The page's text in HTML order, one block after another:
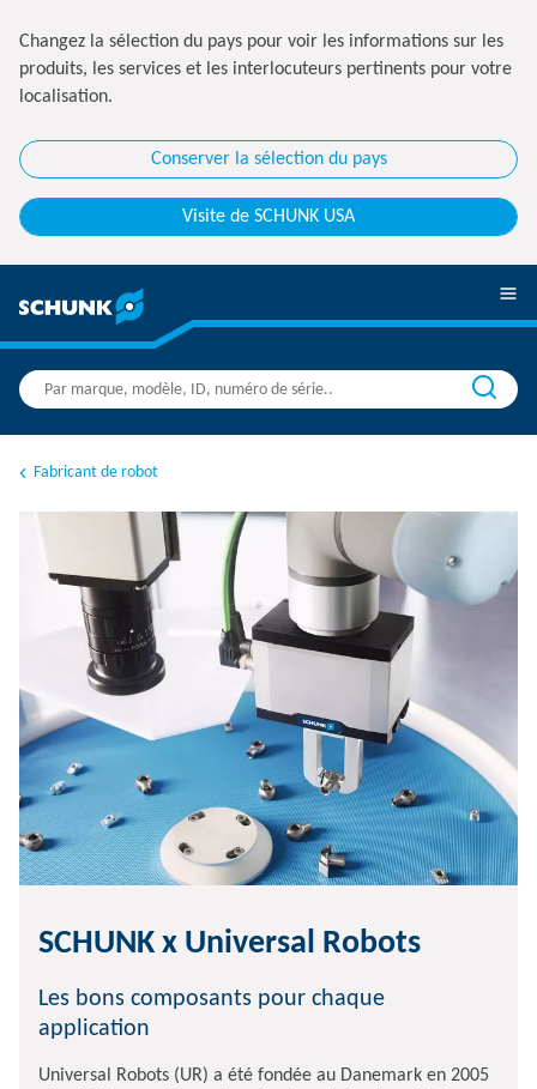
Changez la sélection du pays pour voir les informations sur les
produits, les services et les interlocuteurs pertinents pour votre
localisation.
Conserver la sélection du pays
Visite de SCHUNK USA
Fabricant de robot
SCHUNK x Universal Robots
Les bons composants pour chaque
application
Universal Robots (UR) a été fondée au Danemark en 2005